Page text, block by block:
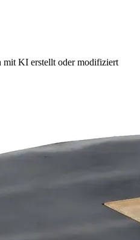
mit KI erstellt oder modifiziert